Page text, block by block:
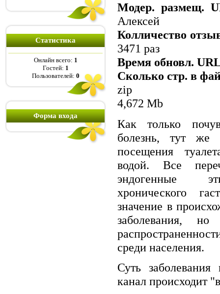
Статистика
Онлайн всего: 1
Гостей: 1
Пользователей: 0
Форма входа
Модер. размещ.
Алексей
Колличество
3471 раз
Время обновл.
Сколько стр. в
zip
4,672 Mb
Как только
болезнь, тут же
посещения
водой. Все
эндогенные
хронического
значение в
заболевания,
среди населения.
Суть
канал происходит